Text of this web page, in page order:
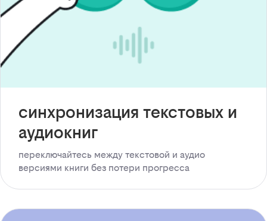
синхронизация текстовых и
аудиокниг
переключайтесь между текстовой и аудио
версиями книги без потери прогресса